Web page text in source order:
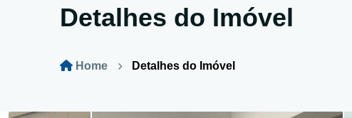
Detalhes do Imóvel
Home Detalhes do Imóvel